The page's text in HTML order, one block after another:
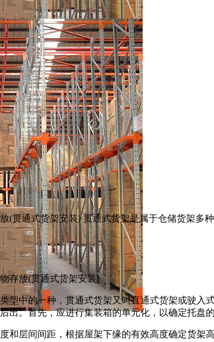
(贯通式货架安装) 贯通式货架是属于仓储货架多
存放(贯通式货架安装)
型中的一种，贯通式货架又叫直通式货架或驶
出。首先，应进行集装箱的单元化，以确定托盘
和层间间距，根据屋架下缘的有效高度确定货